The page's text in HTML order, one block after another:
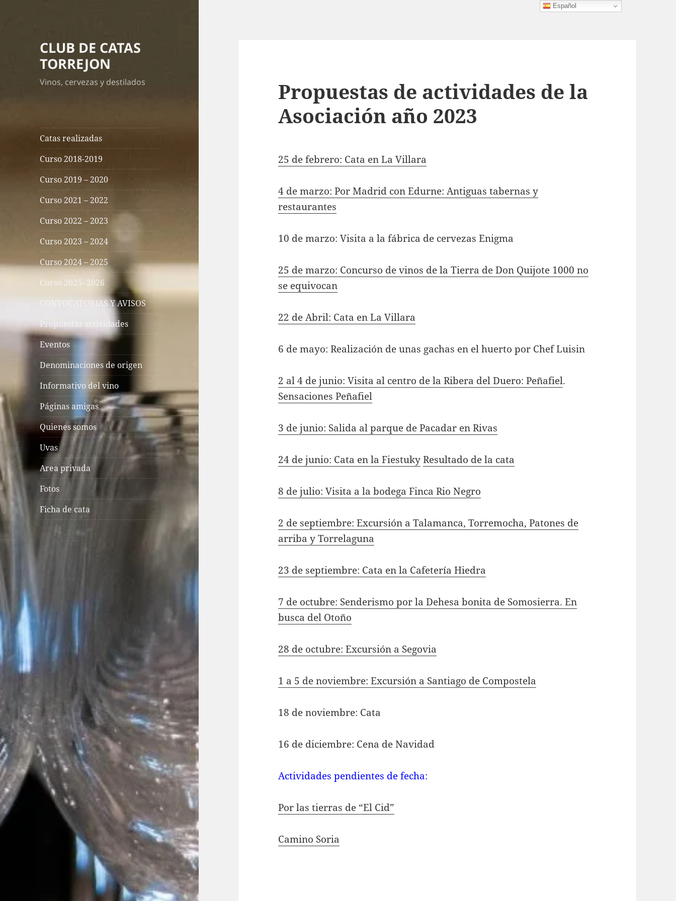
CLUB DE CATAS
TORREJON
Vinos, cervezas y destilados
Catas realizadas
Curso 2018-2019
Curso 2019 – 2020
Curso 2021 – 2022
Curso 2022 – 2023
Curso 2023 – 2024
Curso 2024 – 2025
Curso 2025- 2026
CONVOCATORIAS Y AVISOS
Propuestas actividades
Eventos
Denominaciones de origen
Informativo del vino
Páginas amigas
Quienes somos
Uvas
Area privada
Fotos
Ficha de cata
Propuestas de actividades de la
Asociación año 2023
25 de febrero: Cata en La Villara
4 de marzo: Por Madrid con Edurne: Antiguas tabernas y
restaurantes
10 de marzo: Visita a la fábrica de cervezas Enigma
25 de marzo: Concurso de vinos de la Tierra de Don Quijote 1000 no
se equivocan
22 de Abril: Cata en La Villara
6 de mayo: Realización de unas gachas en el huerto por Chef Luisin
2 al 4 de junio: Visita al centro de la Ribera del Duero: Peñafiel.
Sensaciones Peñafiel
3 de junio: Salida al parque de Pacadar en Rivas
24 de junio: Cata en la Fiestuky Resultado de la cata
8 de julio: Visita a la bodega Finca Rio Negro
2 de septiembre: Excursión a Talamanca, Torremocha, Patones de
arriba y Torrelaguna
23 de septiembre: Cata en la Cafetería Hiedra
7 de octubre: Senderismo por la Dehesa bonita de Somosierra. En
busca del Otoño
28 de octubre: Excursión a Segovia
1 a 5 de noviembre: Excursión a Santiago de Compostela
18 de noviembre: Cata
16 de diciembre: Cena de Navidad
Actividades pendientes de fecha:
Por las tierras de “El Cid”
Camino Soria
Español